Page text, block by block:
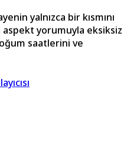
yalnızca bir kısmını
yorumuyla eksiksiz
saatlerini ve